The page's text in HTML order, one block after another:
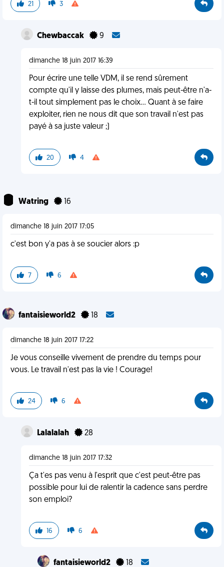
21 3
Chewbaccak 9
dimanche 18 juin 2017 16:39
Pour écrire une telle VDM, il se rend sûrement
compte qu'il y laisse des plumes, mais peut-être n'a-
t-il tout simplement pas le choix... Quant à se faire
exploiter, rien ne nous dit que son travail n'est pas
payé à sa juste valeur ;)
20 4
Watring 16
dimanche 18 juin 2017 17:05
c'est bon y'a pas à se soucier alors :p
7 6
fantaisieworld2 18
dimanche 18 juin 2017 17:22
Je vous conseille vivement de prendre du temps pour
vous. Le travail n'est pas la vie ! Courage!
24 6
Lalalalah 28
dimanche 18 juin 2017 17:32
Ça t'es pas venu à l'esprit que c'est peut-être pas
possible pour lui de ralentir la cadence sans perdre
son emploi?
16 6
fantaisieworld2 18